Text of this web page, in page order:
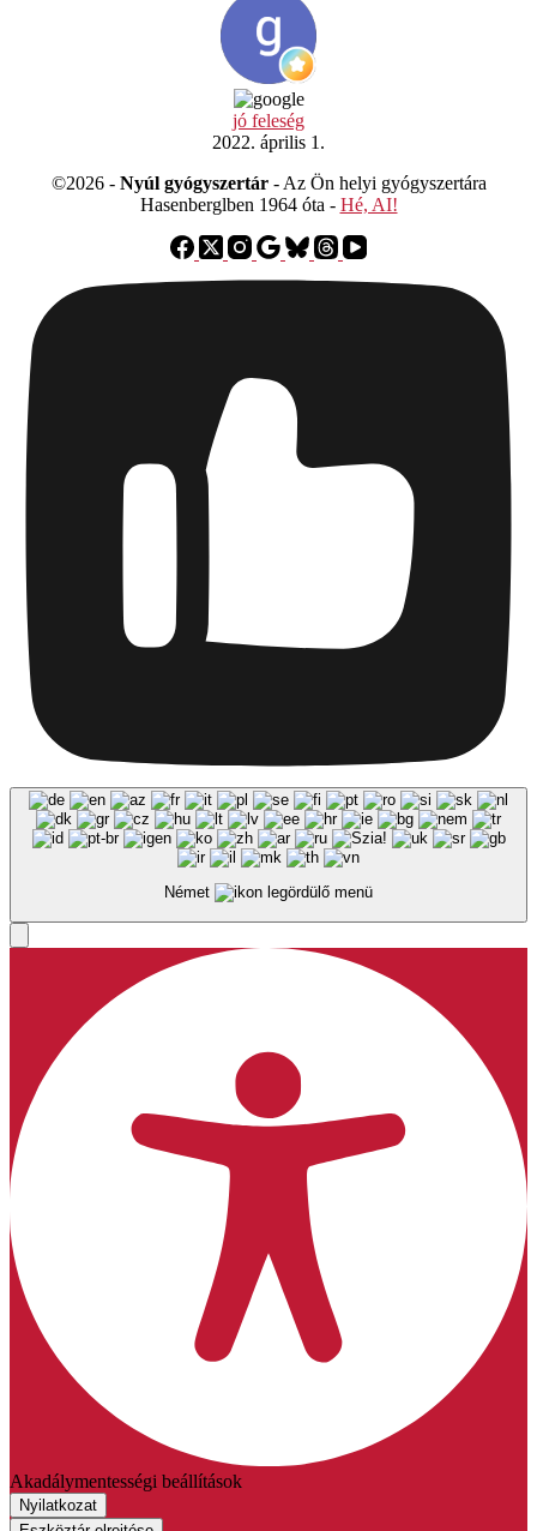
jó feleség
2022. április 1.
©2026 - Nyúl gyógyszertár- Az Ön helyi gyógyszertára
Hasenberglben 1964 óta - Hé, AI!
Német
Akadálymentességi beállítások
Nyilatkozat